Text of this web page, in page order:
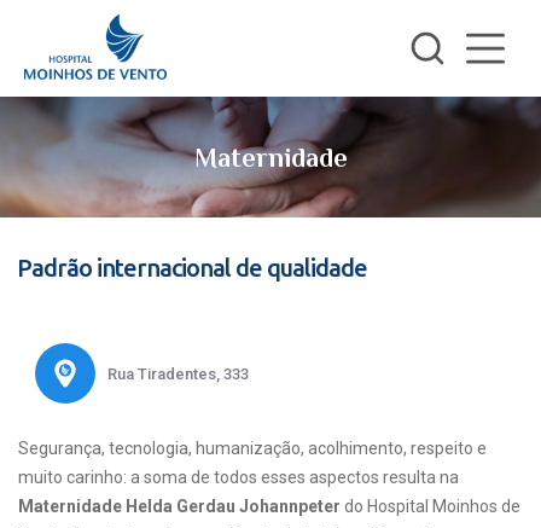
Maternidade
Padrão internacional de qualidade
Rua Tiradentes, 333
Segurança, tecnologia, humanização, acolhimento, respeito e
muito carinho: a soma de todos esses aspectos resulta na
Maternidade Helda Gerdau Johannpeter do Hospital Moinhos de